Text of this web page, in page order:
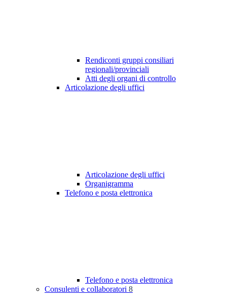
Rendiconti gruppi consiliari
regionali/provinciali
Atti degli organi di controllo
Articolazione degli uffici
Articolazione degli uffici
Organigramma
Telefono e posta elettronica
Telefono e posta elettronica
Consulenti e collaboratori 8